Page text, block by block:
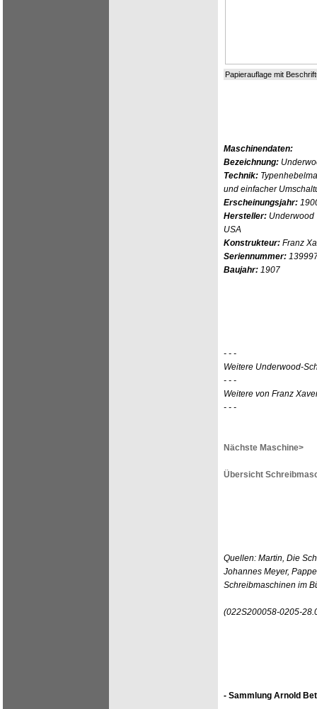
Papierauflage mit
Maschinendaten:
Bezeichnung:
Technik:
und einfacher
Erscheinungsjahr:
Hersteller: Underwood
USA
Konstrukteur: Franz
Seriennummer:
Baujahr: 1907
- - -
Weitere Underwood-
- - -
Weitere von Franz
- - -
Nächste Maschine>
Übersicht
Quellen: Martin, Die
Johannes Meyer,
Schreibmaschinen im
(022S200058-0205-
- Sammlung Arnold